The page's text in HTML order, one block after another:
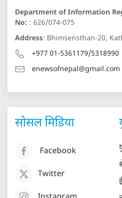
Department of Information
No: : 626/074-075
Address: Bhimsensthan-20,
+977 01-5361179/5318990
enewsofnepal@gmail.com
सोसल मिडिया
Facebook
Twitter